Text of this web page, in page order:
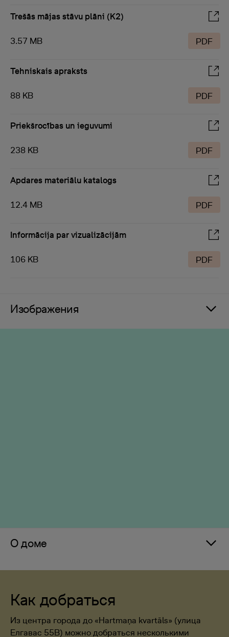
Trešās mājas stāvu plāni (K2)
3.57 MB PDF
Tehniskais apraksts
88 KB PDF
Priekšrocības un ieguvumi
238 KB PDF
Apdares materiālu katalogs
12.4 MB PDF
Informācija par vizualizācijām
106 KB PDF
Изображения
О доме
Как добраться
Из центра города до «Hartmaņa kvartāls» (улица
Елгавас 55B) можно добраться несколькими